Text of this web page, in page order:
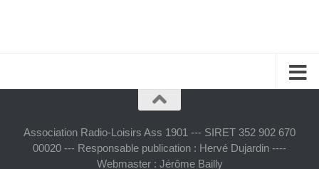
Association Radio-Loisirs Ass 1901 --- SIRET 352 902 670
00020 --- Responsable publication : Hervé Dujardin ----
Webmaster : Jérôme Bailly